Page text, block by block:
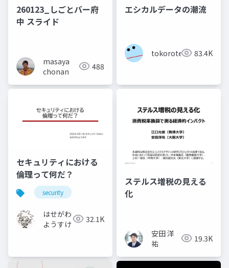
260123_しごとバー府
中 スライド
masaya
chonan
488
エシカルデータの潮流
tokoroten 83.4K
セキュリティにおける
倫理って何だ？
security
はせがわ
ようすけ
32.1K
ステルス増税の見える
化
安田 洋
祐
19.3K